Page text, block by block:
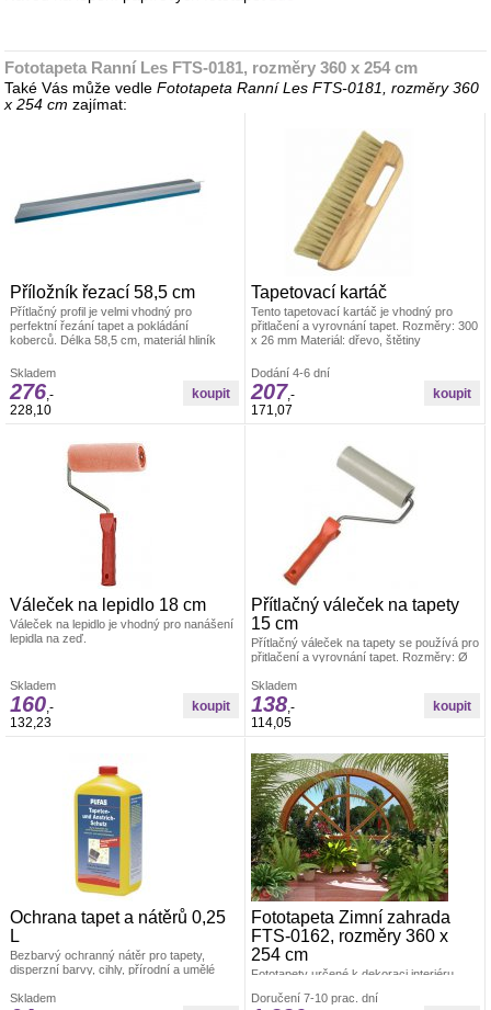
Fototapeta Ranní Les FTS-0181, rozměry 360 x 254 cm
Také Vás může vedleFototapeta Ranní Les FTS-0181, rozměry 360
x 254 cm zajímat:
Příložník řezací 58,5 cm
Přítlačný profil je velmi vhodný pro
perfektní řezání tapet a pokládání
koberců. Délka 58,5 cm, materiál hliník
Skladem
276,-
228,10
Tapetovací kartáč
Tento tapetovací kartáč je vhodný pro
přitlačení a vyrovnání tapet. Rozměry: 300
x 26 mm Materiál: dřevo, štětiny
Dodání 4-6 dní
207,-
171,07
Váleček na lepidlo 18 cm
Váleček na lepidlo je vhodný pro nanášení
lepidla na zeď.
Skladem
160,-
132,23
Přítlačný váleček na tapety
15 cm
Přítlačný váleček na tapety se používá pro
přitlačení a vyrovnání tapet. Rozměry: Ø
PUR pěny, umělohmotný držák +
pozinkovaný drát 6/8 mm
Skladem
138,-
114,05
Ochrana tapet a nátěrů 0,25
L
Bezbarvý ochranný nátěr pro tapety,
disperzní barvy, cihly, přírodní a umělé
vnitřní použití. Po použití tohoto prostředku
Skladem
Fototapeta Zimní zahrada
FTS-0162, rozměry 360 x
254 cm
Fototapety určené k dekoraci interiéru.
součástí balení. Vyrobeno v ČR. Snadné
Doručení 7-10 prac. dní